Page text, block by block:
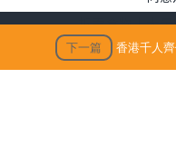
折壽食物｜大
究揭1類型食物
下一篇 香港千人